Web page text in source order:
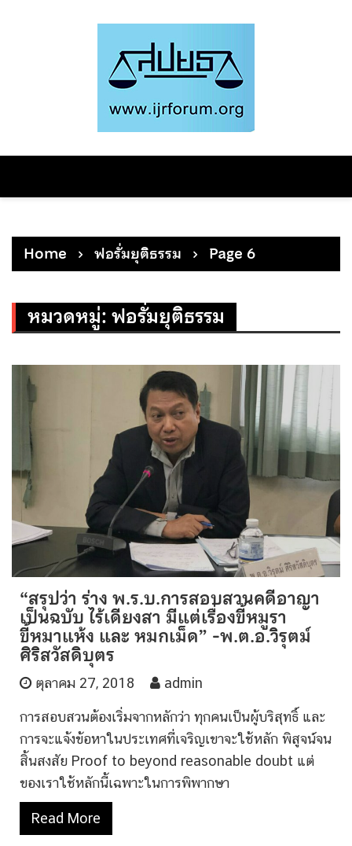
Home ฟอรั่มยุติธรรม Page 6
หมวดหมู่:ฟอรั่มยุติธรรม
“สรุปว่า ร่าง พ.ร.บ.การสอบสวนคดีอาญา
เป็นฉบับ ไร้เดียงสา มีแต่เรื่องขี้หมูรา
ขี้หมาแห้ง และ หมกเม็ด” -พ.ต.อ.วิรุตม์
ศิริสวัสดิบุตร
ตุลาคม 27, 2018 admin
การสอบสวนต้องเริ่มจากหลักว่า ทุกคนเป็นผู้บริสุทธิ์ และ
การจะแจ้งข้อหาในประเทศที่เจริญเขาจะใช้หลัก พิสูจน์จน
สิ้นสงสัย Proof to beyond reasonable doubt แต่
ของเราใช้หลักนี้เฉพาะในการพิพากษา
Read More